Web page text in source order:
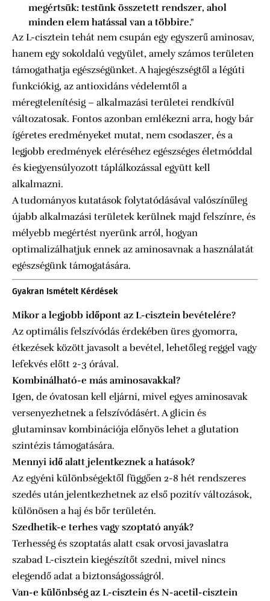
megértsük: testünk összetett rendszer, ahol
minden elem hatással van a többire."
Az L-cisztein tehát nem csupán egy egyszerű aminosav,
hanem egy sokoldalú vegyület, amely számos területen
támogathatja egészségünket. A hajegészségtől a légúti
funkciókig, az antioxidáns védelemtől a
méregtelenítésig – alkalmazási területei rendkívül
változatosak. Fontos azonban emlékezni arra, hogy bár
ígéretes eredményeket mutat, nem csodaszer, és a
legjobb eredmények eléréséhez egészséges életmóddal
és kiegyensúlyozott táplálkozással együtt kell
alkalmazni.
A tudományos kutatások folytatódásával valószínűleg
újabb alkalmazási területek kerülnek majd felszínre, és
mélyebb megértést nyerünk arról, hogyan
optimalizálhatjuk ennek az aminosavnak a használatát
egészségünk támogatására.
Gyakran Ismételt Kérdések
Mikor a legjobb időpont az L-cisztein bevételére?
Az optimális felszívódás érdekében üres gyomorra,
étkezések között javasolt a bevétel, lehetőleg reggel vagy
lefekvés előtt 2-3 órával.
Kombinálható-e más aminosavakkal?
Igen, de óvatosan kell eljárni, mivel egyes aminosavak
versenyezhetnek a felszívódásért. A glicin és
glutaminsav kombinációja előnyös lehet a glutation
szintézis támogatására.
Mennyi idő alatt jelentkeznek a hatások?
Az egyéni különbségektől függően 2-8 hét rendszeres
szedés után jelentkezhetnek az első pozitív változások,
különösen a haj és bőr területén.
Szedhetik-e terhes vagy szoptató anyák?
Terhesség és szoptatás alatt csak orvosi javaslatra
szabad L-cisztein kiegészítőt szedni, mivel nincs
elegendő adat a biztonságosságról.
Van-e különbség az L-cisztein és N-acetil-cisztein